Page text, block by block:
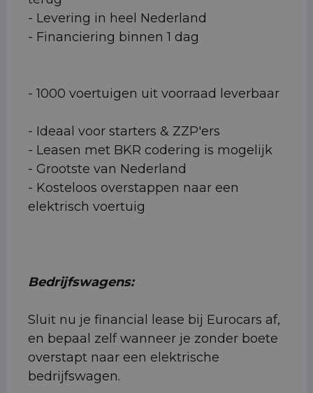
- Levering in heel Nederland
- Financiering binnen 1 dag
- 1000 voertuigen uit voorraad leverbaar
- Ideaal voor starters & ZZP'ers
- Leasen met BKR codering is mogelijk
- Grootste van Nederland
- Kosteloos overstappen naar een
elektrisch voertuig
Bedrijfswagens:
Sluit nu je financial lease bij Eurocars af,
en bepaal zelf wanneer je zonder boete
overstapt naar een elektrische
bedrijfswagen.